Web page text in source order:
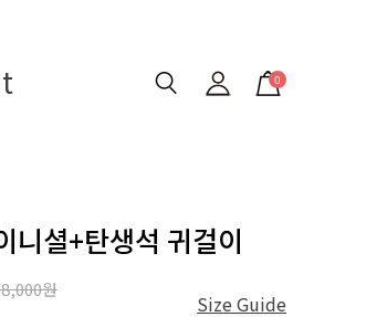
0
니셜+탄생석 귀걸이
원
Size Guide